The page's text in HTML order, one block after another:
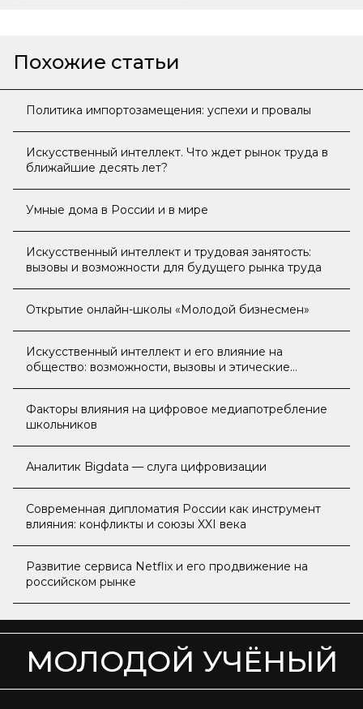
Похожие статьи
Политика импортозамещения: успехи и провалы
Искусственный интеллект. Что ждет рынок труда в
ближайшие десять лет?
Умные дома в России и в мире
Искусственный интеллект и трудовая занятость:
вызовы и возможности для будущего рынка труда
Открытие онлайн-школы «Молодой бизнесмен»
Искусственный интеллект и его влияние на
общество: возможности, вызовы и этические
Факторы влияния на цифровое медиапотребление
школьников
Аналитик Bigdata — слуга цифровизации
Современная дипломатия России как инструмент
влияния: конфликты и союзы XXI века
Развитие сервиса Netflix и его продвижение на
российском рынке
МОЛОДОЙ УЧЁНЫЙ